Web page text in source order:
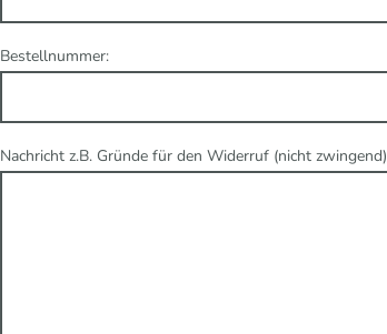
Bestellnummer:
Nachricht z.B. Gründe für den Widerruf (nicht zwingend)